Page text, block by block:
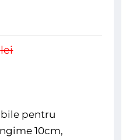
leiPrețul
a
Prețul
este:
pentru
10cm,